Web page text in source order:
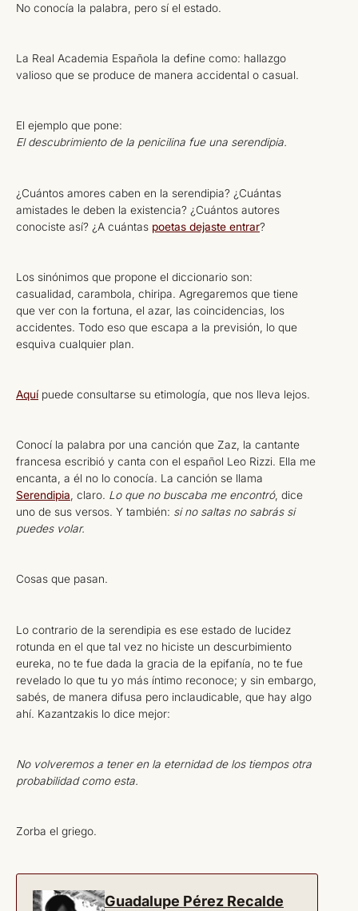
No conocía la palabra, pero sí el estado.
La Real Academia Española la define como: hallazgo
valioso que se produce de manera accidental o casual.
El ejemplo que pone:
El descubrimiento de la penicilina fue una serendipia.
¿Cuántos amores caben en la serendipia? ¿Cuántas
amistades le deben la existencia? ¿Cuántos autores
conociste así? ¿A cuántas poetas dejaste entrar?
Los sinónimos que propone el diccionario son:
casualidad, carambola, chiripa. Agregaremos que tiene
que ver con la fortuna, el azar, las coincidencias, los
accidentes. Todo eso que escapa a la previsión, lo que
esquiva cualquier plan.
Aquípuede consultarse su etimología, que nos lleva lejos.
Conocí la palabra por una canción que Zaz, la cantante
francesa escribió y canta con el español Leo Rizzi. Ella me
encanta, a él no lo conocía. La canción se llama
Serendipia, claro. Lo que no buscaba me encontró, dice
uno de sus versos. Y también: si no saltas no sabrás si
puedes volar.
Cosas que pasan.
Lo contrario de la serendipia es ese estado de lucidez
rotunda en el que tal vez no hiciste un descurbimiento
eureka, no te fue dada la gracia de la epifanía, no te fue
revelado lo que tu yo más íntimo reconoce; y sin embargo,
sabés, de manera difusa pero inclaudicable, que hay algo
ahí. Kazantzakis lo dice mejor:
No volveremos a tener en la eternidad de los tiempos otra
probabilidad como esta.
Zorba el griego.
Guadalupe Pérez Recalde